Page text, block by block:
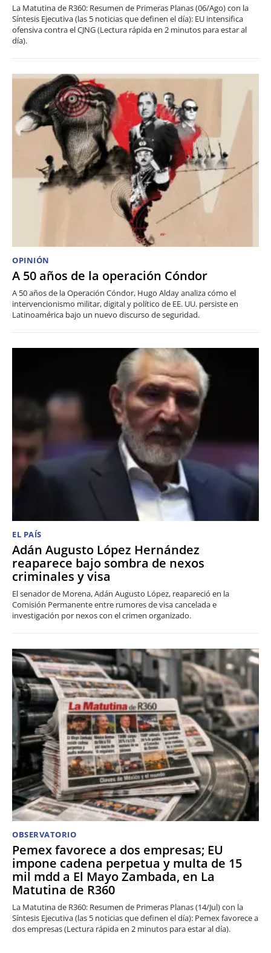
La Matutina de R360: Resumen de Primeras Planas (06/Ago) con la
Síntesis Ejecutiva (las 5 noticias que definen el día): EU intensifica
ofensiva contra el CJNG (Lectura rápida en 2 minutos para estar al
día).
OPINIÓN
A 50 años de la operación Cóndor
A 50 años de la Operación Cóndor, Hugo Alday analiza cómo el
intervencionismo militar, digital y político de EE. UU. persiste en
Latinoamérica bajo un nuevo discurso de seguridad.
EL PAÍS
Adán Augusto López Hernández
reaparece bajo sombra de nexos
criminales y visa
El senador de Morena, Adán Augusto López, reapareció en la
Comisión Permanente entre rumores de visa cancelada e
investigación por nexos con el crimen organizado.
OBSERVATORIO
Pemex favorece a dos empresas; EU
impone cadena perpetua y multa de 15
mil mdd a El Mayo Zambada, en La
Matutina de R360
La Matutina de R360: Resumen de Primeras Planas (14/Jul) con la
Síntesis Ejecutiva (las 5 noticias que definen el día): Pemex favorece a
dos empresas (Lectura rápida en 2 minutos para estar al día).